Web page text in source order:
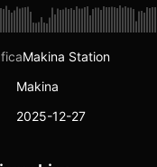
Makina Station
Makina
2025-12-27